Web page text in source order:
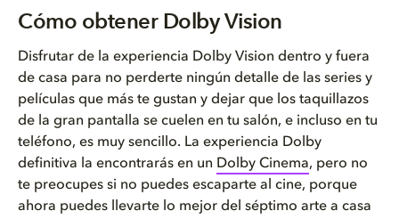
Tú eliges como disfrutar de Do...
Cómo obtener Dolby Vision
Disfrutar de la experiencia Dolby Vision dentro y fuera
de casa para no perderte ningún detalle de las series y
películas que más te gustan y dejar que los taquillazos
de la gran pantalla se cuelen en tu salón, e incluso en tu
teléfono, es muy sencillo. La experiencia Dolby
definitiva la encontrarás en un Dolby Cinema, pero no
te preocupes si no puedes escaparte al cine, porque
ahora puedes llevarte lo mejor del séptimo arte a casa